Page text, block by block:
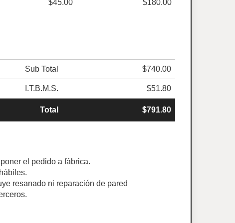
$45.00 $180.00
Sub Total $740.00
I.T.B.M.S. $51.80
Total $791.80
el pedido a fábrica.
resanado ni reparación de pared